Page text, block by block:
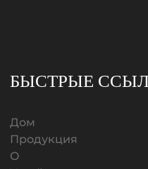
БЫСТРЫЕ
Дом
Продукция
О